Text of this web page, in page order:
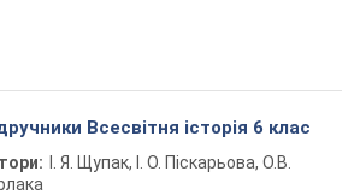
Всесвітня історія 6 клас
І. Я. Щупак, І. О. Піскарьова, О.В.